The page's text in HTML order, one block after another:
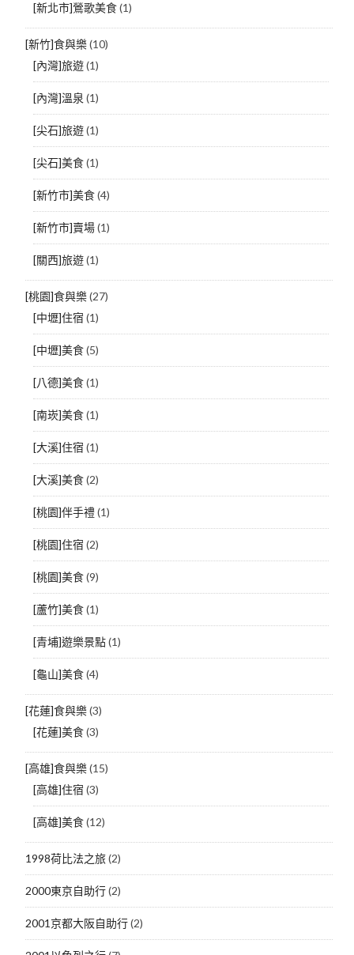
[新北市]鶯歌美食(1)
[新竹]食與樂(10)
[內灣]旅遊(1)
[內灣]溫泉 (1)
[尖石]旅遊(1)
[尖石]美食(1)
[新竹市]美食(4)
[新竹市]賣場(1)
[關西]旅遊(1)
[桃園]食與樂(27)
[中壢]住宿 (1)
[中壢]美食(5)
[八德]美食(1)
[南崁]美食(1)
[大溪]住宿 (1)
[大溪]美食(2)
[桃園]伴手禮(1)
[桃園]住宿 (2)
[桃園]美食(9)
[蘆竹]美食(1)
[青埔]遊樂景點(1)
[龜山]美食(4)
[花蓮]食與樂(3)
[花蓮]美食(3)
[高雄]食與樂(15)
[高雄]住宿 (3)
[高雄]美食(12)
1998荷比法之旅(2)
2000東京自助行(2)
2001京都大阪自助行(2)